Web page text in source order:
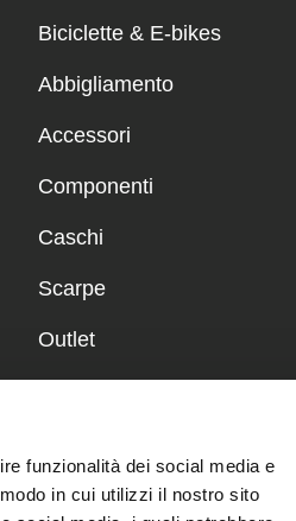
funzionalità dei social media e
in cui utilizzi il nostro sito
Biciclette & E-bikes
Abbigliamento
Accessori
Componenti
Caschi
Scarpe
Outlet